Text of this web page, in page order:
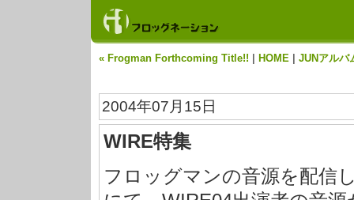
« Frogman Forthcoming Title!! HOME JUNアル
2004年07月15日
WIRE特集
フロッグマンの音源を配信